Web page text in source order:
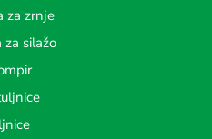
za zrnje
za silažo